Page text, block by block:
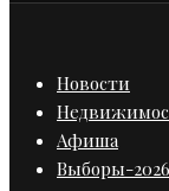
Новости
Афиша
Выборы-2026